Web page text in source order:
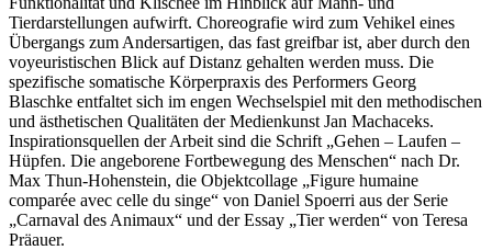
Tierdarstellungen aufwirft. Choreografie wird zum Vehikel eines
Übergangs zum Andersartigen, das fast greifbar ist, aber durch den
voyeuristischen Blick auf Distanz gehalten werden muss. Die
spezifische somatische Körperpraxis des Performers Georg
Blaschke entfaltet sich im engen Wechselspiel mit den methodischen
und ästhetischen Qualitäten der Medienkunst Jan Machaceks.
Inspirationsquellen der Arbeit sind die Schrift „Gehen – Laufen –
Hüpfen. Die angeborene Fortbewegung des Menschen“ nach Dr.
Max Thun-Hohenstein, die Objektcollage „Figure humaine
comparée avec celle du singe“ von Daniel Spoerri aus der Serie
„Carnaval des Animaux“ und der Essay „Tier werden“ von Teresa
Präauer.